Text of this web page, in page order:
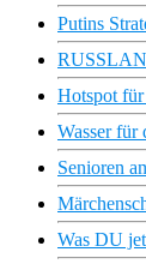
Putins
Hotspot
Wasser
Senioren
Was DU